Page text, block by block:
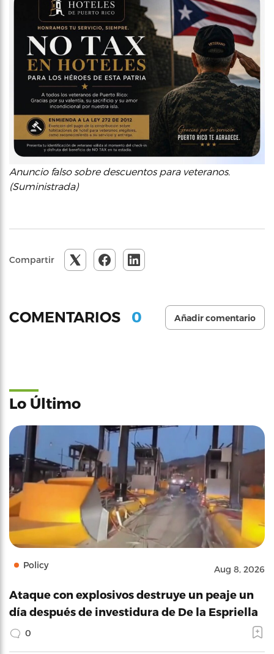
Anuncio falso sobre descuentos para veteranos.
(Suministrada)
Compartir
COMENTARIOS 0 Añadir comentario
Lo Último
Policy Aug 8, 2026
Ataque con explosivos destruye un peaje un
día después de investidura de De la Espriella
0